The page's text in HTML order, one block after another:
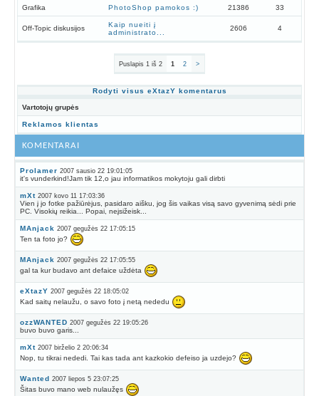
Grafika PhotoShop pamokos :) 21386 33
Off-Topic diskusijos
Kaip nueiti į
administrato...
2606 4
Puslapis 1 iš 2 1 2 >
Rodyti visus eXtazY komentarus
Vartotojų grupės
Reklamos klientas
KOMENTARAI
Prolamer 2007 sausio 22 19:01:05
it's vunderkind!Jam tik 12,o jau informatikos mokytoju gali dirbti
mXt 2007 kovo 11 17:03:36
Vien į jo fotke pažiūrėjus, pasidaro aišku, jog šis vaikas visą savo gyvenimą sėdi prie
PC. Visokių reikia... Popai, neįsižeisk...
MAnjack 2007 gegužės 22 17:05:15
Ten ta foto jo?
MAnjack 2007 gegužės 22 17:05:55
gal ta kur budavo ant defaice uždėta
eXtazY 2007 gegužės 22 18:05:02
Kad saitų nelaužu, o savo foto į netą nededu
ozzWANTED 2007 gegužės 22 19:05:26
buvo buvo garis...
mXt 2007 birželio 2 20:06:34
Nop, tu tikrai nededi. Tai kas tada ant kazkokio defeiso ja uzdejo?
Wanted 2007 liepos 5 23:07:25
Šitas buvo mano web nulaužęs